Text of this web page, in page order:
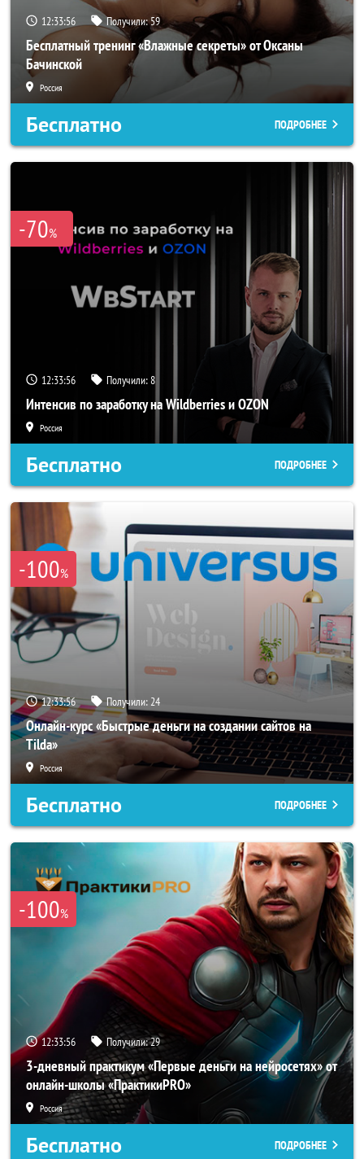
12:33:54 Получили:59
Бесплатный тренинг «Влажные секреты» от Оксаны
Бачинской
Россия
Бесплатно ПОДРОБНЕЕ
-70%
12:33:54 Получили:8
Интенсив по заработку на Wildberries и OZON
Россия
Бесплатно ПОДРОБНЕЕ
-100%
12:33:54 Получили:24
Онлайн-курс «Быстрые деньги на создании сайтов на
Tilda»
Россия
Бесплатно ПОДРОБНЕЕ
-100%
12:33:54 Получили:29
3-дневный практикум «Первые деньги на нейросетях» от
онлайн-школы «ПрактикиPRO»
Россия
Бесплатно ПОДРОБНЕЕ